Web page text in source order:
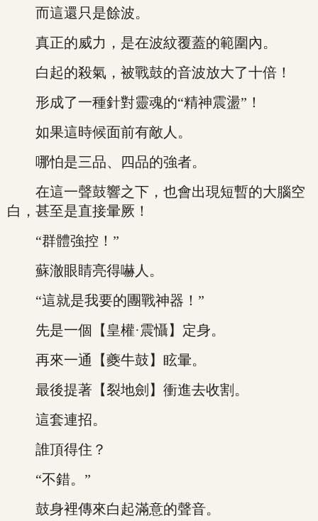
而這還只是餘波。
真正的威力，是在波紋覆蓋的範圍內。
白起的殺氣，被戰鼓的音波放大了十倍！
形成了一種針對靈魂的“精神震盪”！
如果這時候面前有敵人。
哪怕是三品、四品的強者。
在這一聲鼓響之下，也會出現短暫的大腦空
白，甚至是直接暈厥！
“群體強控！”
蘇澈眼睛亮得嚇人。
“這就是我要的團戰神器！”
先是一個【皇權·震懾】定身。
再來一通【夔牛鼓】眩暈。
最後提著【裂地劍】衝進去收割。
這套連招。
誰頂得住？
“不錯。”
鼓身裡傳來白起滿意的聲音。